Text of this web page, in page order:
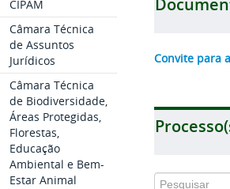
CIPAM
Câmara Técnica
de Assuntos
Jurídicos
Câmara Técnica
de Biodiversidade,
Áreas Protegidas,
Florestas,
Educação
Ambiental e Bem-
Estar Animal
Convite para